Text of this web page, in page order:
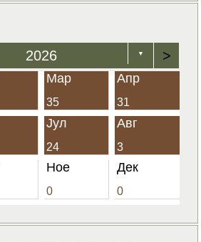
2026 ▼ >
Мар
35
Апр
31
Јул
24
Авг
3
Ное
0
Дек
0